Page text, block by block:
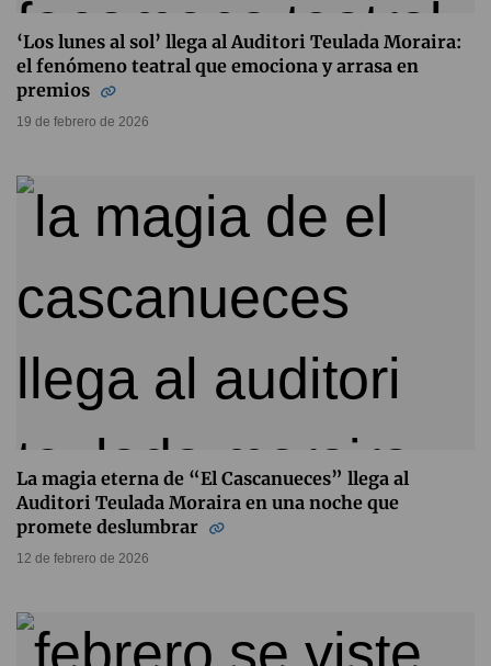
‘Los lunes al sol’ llega al Auditori Teulada Moraira:
el fenómeno teatral que emociona y arrasa en
premios
19 de febrero de 2026
La magia eterna de “El Cascanueces” llega al
Auditori Teulada Moraira en una noche que
promete deslumbrar
12 de febrero de 2026